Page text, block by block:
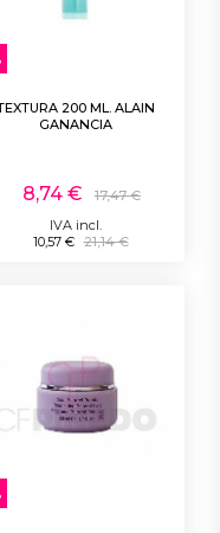
200 ML. ALAIN
GANANCIA
8,74 €
17,47 €
IVA incl.
10,57 € 21,14 €